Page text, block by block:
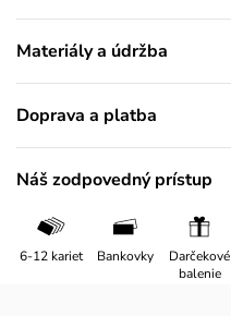
Materiály a údržba
Doprava a platba
Náš zodpovedný prístup
6-12 kariet Bankovky
Darčekové
balenie